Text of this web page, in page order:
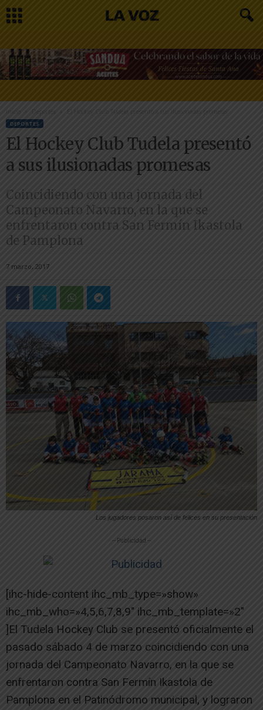
Inicio El Hockey Club Tudela presentó a sus ilusionadas promesas
DEPORTES
El Hockey Club Tudela presentó
a sus ilusionadas promesas
Coincidiendo con una jornada del
Campeonato Navarro, en la que se
enfrentaron contra San Fermín Ikastola
de Pamplona
7 marzo, 2017
Los jugadores posaron así de felices en su presentación
-- Publicidad --
[ihc-hide-content ihc_mb_type=»show»
ihc_mb_who=»4,5,6,7,8,9″ ihc_mb_template=»2″
]El Tudela Hockey Club se presentó oficialmente el
pasado sábado 4 de marzo coincidiendo con una
jornada del Campeonato Navarro, en la que se
enfrentaron contra San Fermín Ikastola de
Pamplona en el Patinódromo municipal, y lograron